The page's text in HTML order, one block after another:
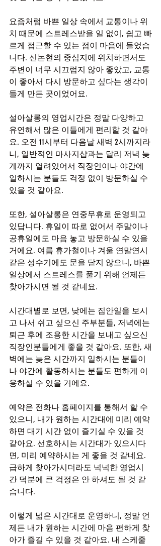
요즘처럼 바쁜 일상 속에서 교통이나 위
치 때문에 스트레스받을 일 없이, 쉽고 빠
르게 접근할 수 있는 점이 마음에 들었습
니다. 신논현의 중심지에 위치하면서도
주변이 너무 시끄럽지 않아 좋았고, 교통
이 좋아서 다시 방문하고 싶다는 생각이
들게 만든 곳이었어요.
설아살롱의 영업시간은 정말 다양하고
유연해서 많은 이들에게 편리할 것 같아
요. 오전 11시부터 다음날 새벽 2시까지라
니, 일반적인 마사지샵과는 달리 저녁 늦
게까지 열려있어서 직장인이나 야간에
일하시는 분들도 걱정 없이 방문하실 수
있을 것 같아요.
또한, 설아살롱은 연중무휴로 운영되고
있답니다. 휴일이 따로 없어서 주말이나
공휴일에도 마음 놓고 방문하실 수 있을
거에요. 여름 휴가철이나 겨울 연말연시
같은 성수기에도 문을 닫지 않으니, 바쁜
일상에서 스트레스를 풀기 위해 언제든
찾아가시면 될 것 같네요.
시간대별로 보면, 낮에는 집안일을 보시
고 나서 쉬고 싶으신 주부분들, 저녁에는
퇴근 후에 조용한 시간을 보내고 싶으신
직장인분들에게 좋을 것 같아요. 또한, 새
벽에는 늦은 시간까지 일하시는 분들이
나 야간에 활동하시는 분들도 편하게 이
용하실 수 있을 거에요.
예약은 전화나 홈페이지를 통해서 할 수
있으니, 내가 원하는 시간대에 미리 예약
하면 대기 시간 없이 즐기실 수 있을 것
같아요. 선호하시는 시간대가 있으시다
면, 미리 예약하시는 게 좋을 것 같네요.
급하게 찾아가시더라도 넉넉한 영업시
간 덕분에 큰 걱정은 안 하셔도 될 것 같
습니다.
이렇게 넓은 시간대로 운영하니, 정말 언
제든 내가 원하는 시간에 마음 편하게 찾
아가 즐길 수 있을 것 같아요. 내 스케줄